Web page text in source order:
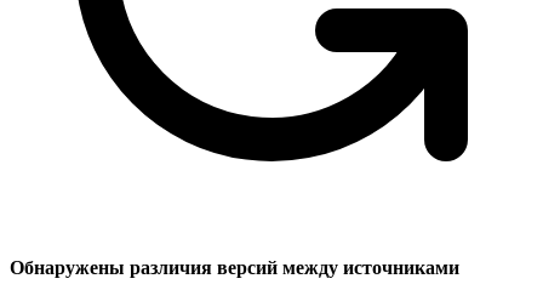
Обнаружены различия версий между источниками